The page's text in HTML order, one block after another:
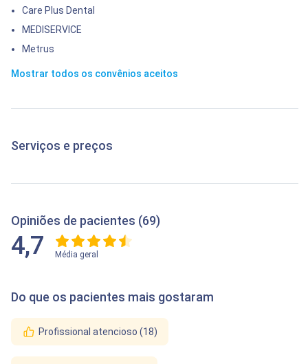
Care Plus Dental
MEDISERVICE
Metrus
Mostrar todos os convênios aceitos
Serviços e preços
Opiniões de pacientes (69)
4,7 Média geral
Do que os pacientes mais gostaram
Profissional atencioso (18)